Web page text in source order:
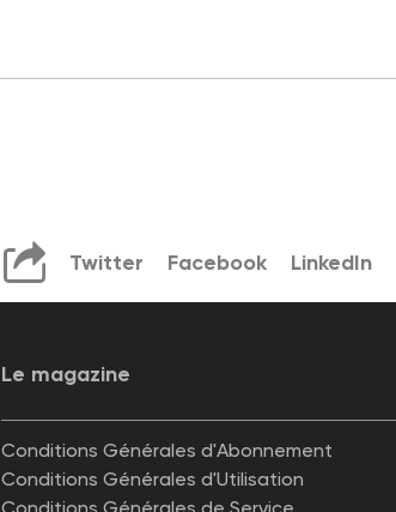
Twitter Facebook LinkedIn
Le magazine
Conditions Générales d'Abonnement
Conditions Générales d'Utilisation